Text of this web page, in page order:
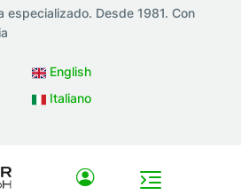
especializado. Desde 1981. Con
English
Italiano